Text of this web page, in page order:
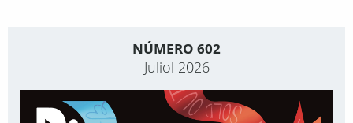
NÚMERO 602
Juliol 2026